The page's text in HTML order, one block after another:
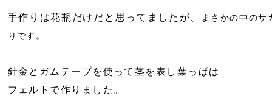
手作りは花瓶だけだと思ってましたが、
まさかの中のサ
りです。
針金とガムテープを使って茎を表し葉っぱは
フェルトで作りました。